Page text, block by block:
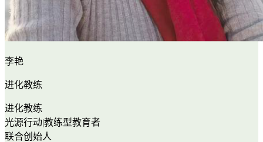
李艳
进化教练
进化教练
光源行动|教练型教育者
联合创始人